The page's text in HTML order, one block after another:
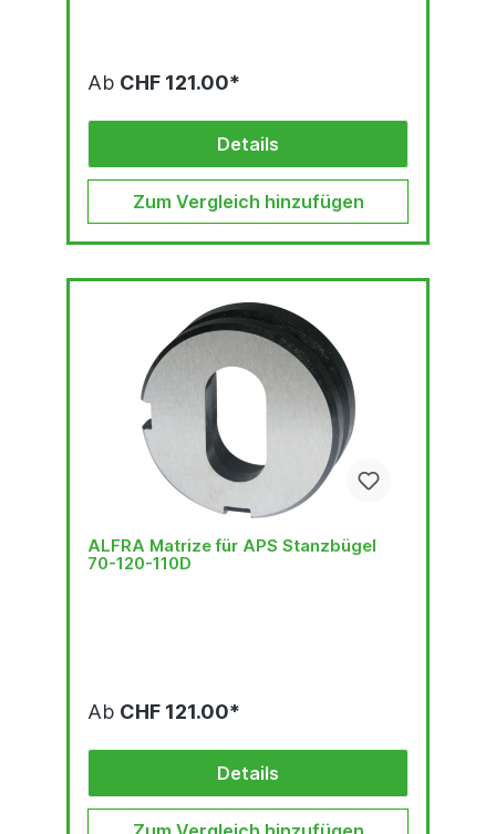
Ab CHF 121.00*
Details
Zum Vergleich hinzufügen
ALFRA Matrize für APS Stanzbügel
70-120-110D
Ab CHF 121.00*
Details